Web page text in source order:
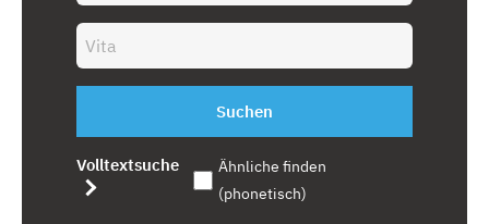
Suchen
Volltextsuche
Ähnliche finden
(phonetisch)